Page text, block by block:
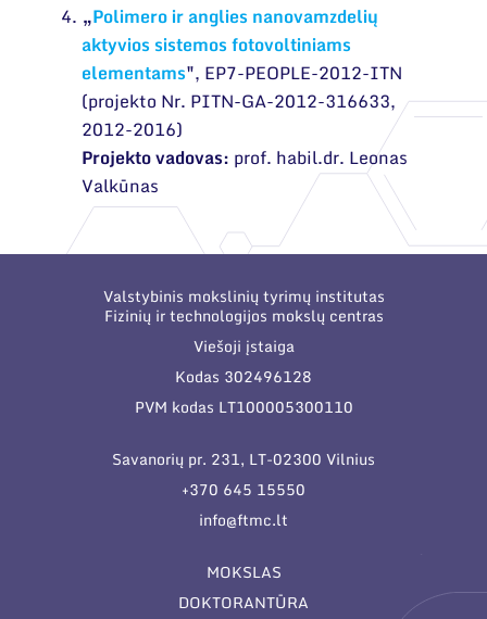
„Polimero ir anglies nanovamzdelių
aktyvios sistemos fotovoltiniams
elementams", EP7-PEOPLE-2012-ITN
(projekto Nr. PITN-GA-2012-316633,
2012-2016)
Projekto vadovas: prof. habil.dr. Leonas
Valkūnas
Valstybinis mokslinių tyrimų institutas
Fizinių ir technologijos mokslų centras
Viešoji įstaiga
Kodas 302496128
PVM kodas LT100005300110
Savanorių pr. 231, LT-02300 Vilnius
+370 645 15550
info@ftmc.lt
MOKSLAS
DOKTORANTŪRA